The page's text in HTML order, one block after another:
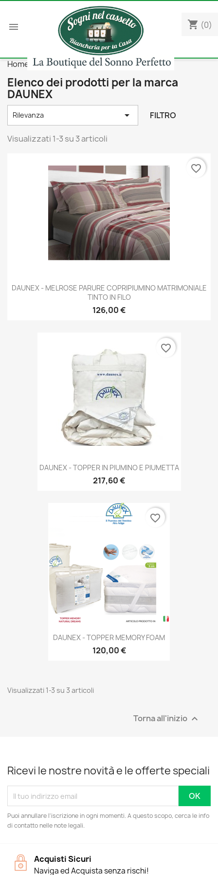
 shopping_cart (0)
Home Marchi DAUNEX
Elenco dei prodotti per la marca
DAUNEX
Rilevanza  FILTRO
Visualizzati 1-3 su 3 articoli
DAUNEX - MELROSE PARURE COPRIPIUMINO MATRIMONIALE
TINTO IN FILO
126,00 €
favorite_border
DAUNEX - TOPPER IN PIUMINO E PIUMETTA
217,60 €
favorite_border
DAUNEX - TOPPER MEMORY FOAM
120,00 €
favorite_border
Visualizzati 1-3 su 3 articoli
Torna all'inizio 
Ricevi le nostre novità e le offerte speciali
Puoi annullare l'iscrizione in ogni momenti. A questo scopo, cerca le info
di contatto nelle note legali.
Acquisti Sicuri
Naviga ed Acquista senza rischi!